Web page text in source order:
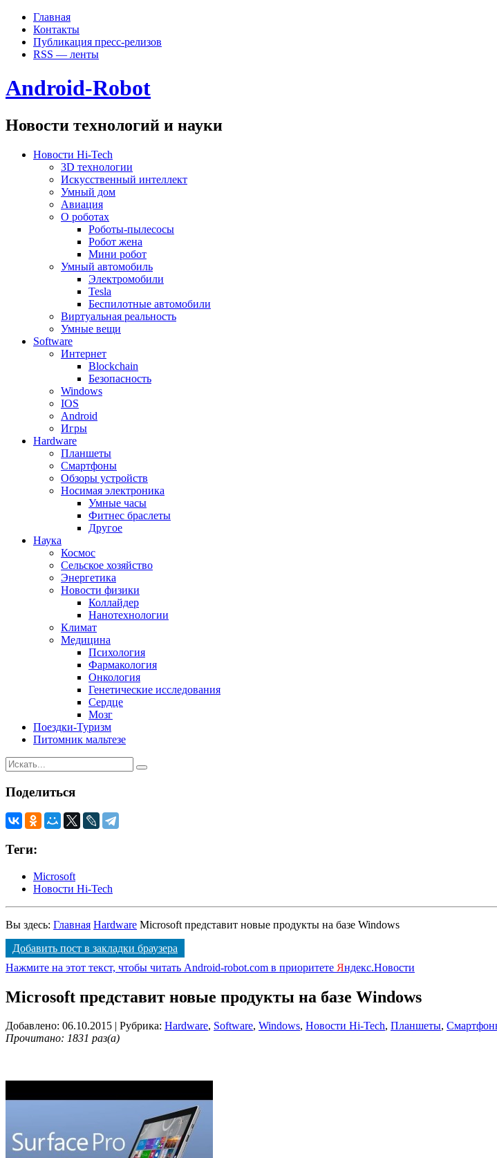
Главная
Контакты
Публикация пресс-релизов
RSS — ленты
Android-Robot
Новости технологий и науки
Новости Hi-Tech
3D технологии
Искусственный интеллект
Умный дом
Авиация
О роботах
Роботы-пылесосы
Робот жена
Мини робот
Умный автомобиль
Электромобили
Tesla
Беспилотные автомобили
Виртуальная реальность
Умные вещи
Software
Интернет
Blockchain
Безопасность
Windows
IOS
Android
Игры
Hardware
Планшеты
Смартфоны
Обзоры устройств
Носимая электроника
Умные часы
Фитнес браслеты
Другое
Наука
Космос
Сельское хозяйство
Энергетика
Новости физики
Коллайдер
Нанотехнологии
Климат
Медицина
Психология
Фармакология
Онкология
Генетические исследования
Сердце
Мозг
Поездки-Туризм
Питомник мальтезе
Поделиться
Теги:
Microsoft
Новости Hi-Tech
Вы здесь: Главная Hardware Microsoft представит новые продукты на базе Windows
Добавить пост в закладки браузера
Нажмите на этот текст, чтобы читать Android-robot.com в приоритете Яндекс.Новости
Microsoft представит новые продукты на базе Windows
Добавлено: 06.10.2015 | Рубрика: Hardware, Software, Windows, Новости Hi-Tech, Планшеты,
Прочитано: 1831 раз(а)